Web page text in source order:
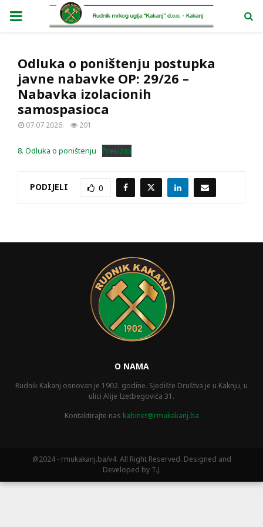
PRIMARY
Odluka o poništenju postupka
javne nabavke OP: 29/26 –
Nabavka izolacionih
samospasioca
07.07.2026. 201
8. Odluka o poništenju Preuzmi
PODIJELI 0
O NAMA
Rudnik Kakanj osnovan je 1902. godine. Sjedište Društva je u Kaknju, u
ulici Alije Izetbegovića 31.
Kontaktirajte nas kabinet@rmukakanj.ba
@2024 - rmukakanj.ba/v4. All Right Reserved. Designed and
Developed by T.J.